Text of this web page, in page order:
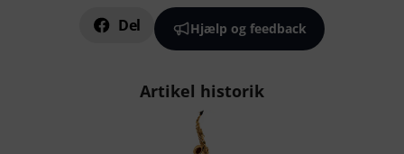
Del Hjælp og feedback
Artikel historik